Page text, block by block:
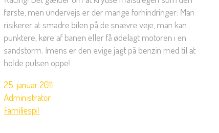
første, men undervejs er der mange forhindringer: Man
risikerer at smadre bilen på de snævre veje, man kan
punktere, køre af banen eller få ødelagt motoren i en
sandstorm. Imens er den evige jagt på benzin med til at
holde pulsen oppe!
25. januar 2011
Administrator
Familiespil